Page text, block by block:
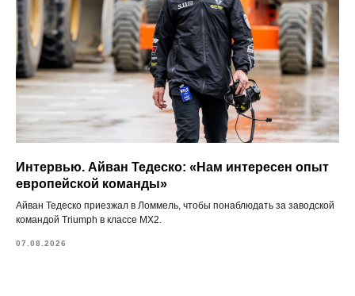
Интервью. Айван Тедеско: «Нам интересен опыт
европейской команды»
Айван Тедеско приезжал в Ломмель, чтобы понаблюдать за заводской
командой Triumph в классе MX2.
07.08.2026